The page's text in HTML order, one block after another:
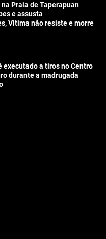
Praia de Taperapuan
e assusta
Vitima não resiste e morre
executado a tiros no Centro
durante a madrugada